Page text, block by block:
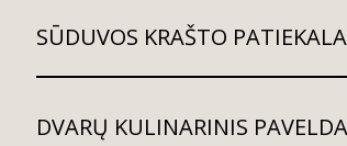
SŪDUVOS KRAŠTO
DVARŲ KULINARINIS